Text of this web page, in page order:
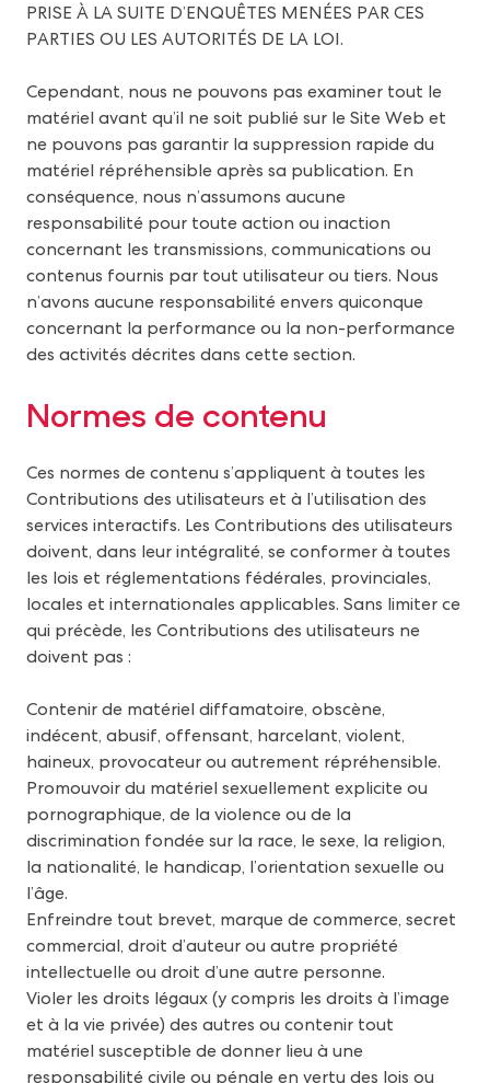
PRISE À LA SUITE D’ENQUÊTES MENÉES PAR CES
PARTIES OU LES AUTORITÉS DE LA LOI.
Cependant, nous ne pouvons pas examiner tout le
matériel avant qu’il ne soit publié sur le Site Web et
ne pouvons pas garantir la suppression rapide du
matériel répréhensible après sa publication. En
conséquence, nous n’assumons aucune
responsabilité pour toute action ou inaction
concernant les transmissions, communications ou
contenus fournis par tout utilisateur ou tiers. Nous
n’avons aucune responsabilité envers quiconque
concernant la performance ou la non-performance
des activités décrites dans cette section.
Normes de contenu
Ces normes de contenu s’appliquent à toutes les
Contributions des utilisateurs et à l’utilisation des
services interactifs. Les Contributions des utilisateurs
doivent, dans leur intégralité, se conformer à toutes
les lois et réglementations fédérales, provinciales,
locales et internationales applicables. Sans limiter ce
qui précède, les Contributions des utilisateurs ne
doivent pas :
Contenir de matériel diffamatoire, obscène,
indécent, abusif, offensant, harcelant, violent,
haineux, provocateur ou autrement répréhensible.
Promouvoir du matériel sexuellement explicite ou
pornographique, de la violence ou de la
discrimination fondée sur la race, le sexe, la religion,
la nationalité, le handicap, l’orientation sexuelle ou
l’âge.
Enfreindre tout brevet, marque de commerce, secret
commercial, droit d’auteur ou autre propriété
intellectuelle ou droit d’une autre personne.
Violer les droits légaux (y compris les droits à l’image
et à la vie privée) des autres ou contenir tout
matériel susceptible de donner lieu à une
responsabilité civile ou pénale en vertu des lois ou